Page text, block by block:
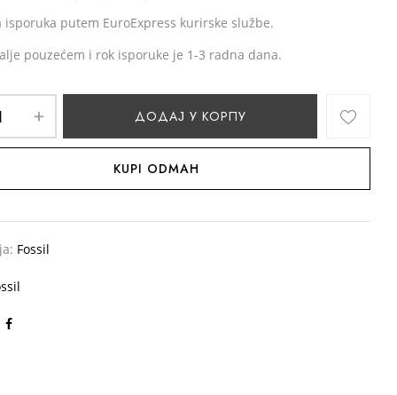
isporuka putem EuroExpress kurirske službe.
pouzećem i rok isporuke je 1-3 radna dana.
ДОДАЈ У КОРПУ
KUPI ODMAH
Fossil